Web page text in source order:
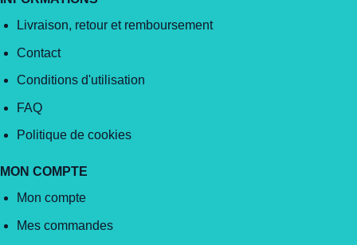
Livraison, retour et remboursement
Contact
Conditions d'utilisation
FAQ
Politique de cookies
MON COMPTE
Mon compte
Mes commandes